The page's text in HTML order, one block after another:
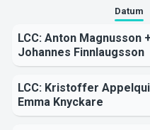
Om
Datum
LCC: Anton Magnusson +
Johannes Finnlaugsson
LCC: Kristoffer
Emma Knyckare